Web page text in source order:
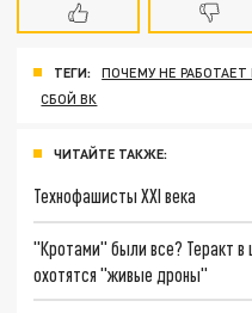
ТЕГИ: ПОЧЕМУ НЕ РАБОТАЕТ
СБОЙ ВК
ЧИТАЙТЕ ТАКЖЕ:
Технофашисты XXI века
"Кротами" были все? Теракт в
охотятся "живые дроны"